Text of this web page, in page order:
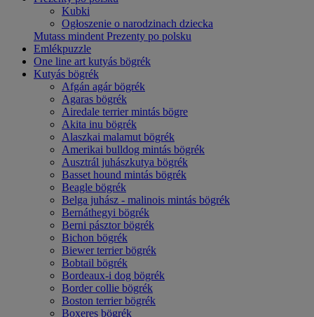
Kubki
Ogłoszenie o narodzinach dziecka
Mutass mindent Prezenty po polsku
Emlékpuzzle
One line art kutyás bögrék
Kutyás bögrék
Afgán agár bögrék
Agaras bögrék
Airedale terrier mintás bögre
Akita inu bögrék
Alaszkai malamut bögrék
Amerikai bulldog mintás bögrék
Ausztrál juhászkutya bögrék
Basset hound mintás bögrék
Beagle bögrék
Belga juhász - malinois mintás bögrék
Bernáthegyi bögrék
Berni pásztor bögrék
Bichon bögrék
Biewer terrier bögrék
Bobtail bögrék
Bordeaux-i dog bögrék
Border collie bögrék
Boston terrier bögrék
Boxeres bögrék